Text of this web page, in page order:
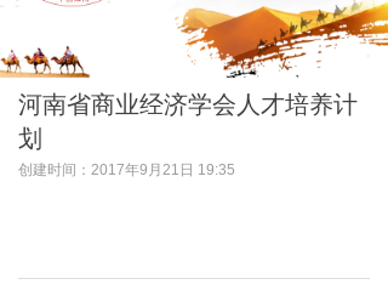
河南省商业经济学会人才培养计
划
创建时间： 2017年9月21日 19:35